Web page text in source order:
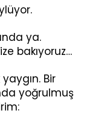
ya.
bakıyoruz…
Bir
yoğrulmuş